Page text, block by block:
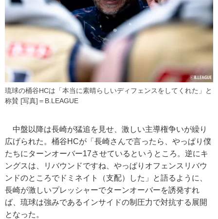
琉球の桶谷HCは「本当に素晴らしいディフェンスをしてくれた」と
称賛 [写真]＝B.LEAGUE
中盤以降は長崎が猛追を見せ、激しい主導権争いが繰り
広げられた。桶谷HCが「長崎さんで言ったら、やっぱり僕
たちにターンオーバー17させているというところ。逆にキ
ングスは、リバウンドですね、やっぱりオフェンスリバウ
ンドのところでドミネイト（支配）した」と語るように、
長崎が激しいプレッシャーでターンオーバーを誘発すれ
ば、琉球は強みであるインサイドの制圧力で対抗する展開
となった。